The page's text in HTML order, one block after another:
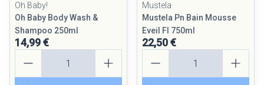
Oh Baby!
Oh Baby Body Wash &
Shampoo 250ml
14,99 €
Mustela
Mustela Pn Bain Mousse
Eveil Fl 750ml
22,50 €